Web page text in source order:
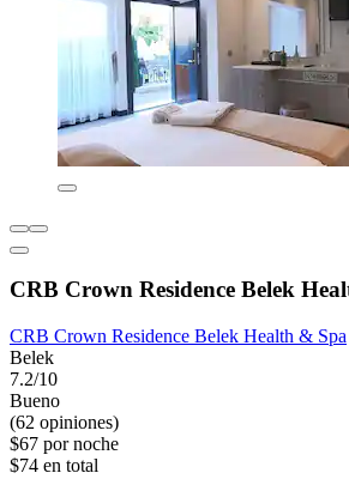
CRB Crown Residence Belek
CRB Crown Residence Belek Health & Spa
Belek
7.2/10
Bueno
(62 opiniones)
$67 por noche
$74 en total